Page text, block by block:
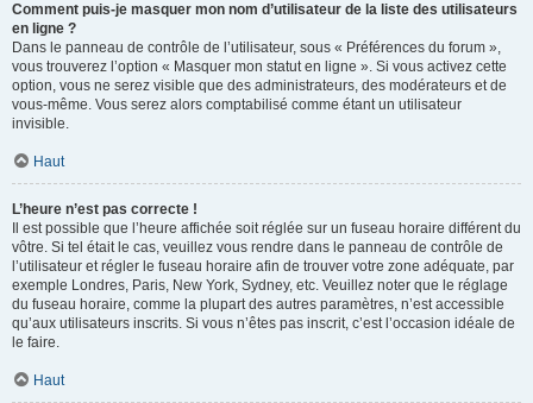
Comment puis-je masquer mon nom d’utilisateur de la liste des utilisateurs
en ligne ?
Dans le panneau de contrôle de l’utilisateur, sous « Préférences du forum »,
vous trouverez l’option « Masquer mon statut en ligne ». Si vous activez cette
option, vous ne serez visible que des administrateurs, des modérateurs et de
vous-même. Vous serez alors comptabilisé comme étant un utilisateur
invisible.
Haut
L’heure n’est pas correcte !
Il est possible que l’heure affichée soit réglée sur un fuseau horaire différent du
vôtre. Si tel était le cas, veuillez vous rendre dans le panneau de contrôle de
l’utilisateur et régler le fuseau horaire afin de trouver votre zone adéquate, par
exemple Londres, Paris, New York, Sydney, etc. Veuillez noter que le réglage
du fuseau horaire, comme la plupart des autres paramètres, n’est accessible
qu’aux utilisateurs inscrits. Si vous n’êtes pas inscrit, c’est l’occasion idéale de
le faire.
Haut